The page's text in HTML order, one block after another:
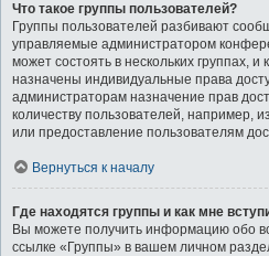
Что такое группы пользователей?
Группы пользователей разбивают
управляемые администратором
может состоять в нескольких группах, и
назначены индивидуальные права
администраторам назначение прав
количеству пользователей, например,
или предоставление пользователям
Вернуться к началу
Где находятся группы и как мне
Вы можете получить информацию обо
ссылке «Группы» в вашем личном